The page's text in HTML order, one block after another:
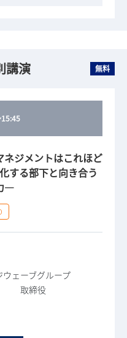
講演 無料
15:45
ジメントはこれほど
する部下と向き合う
―
ジウェーブグループ
役